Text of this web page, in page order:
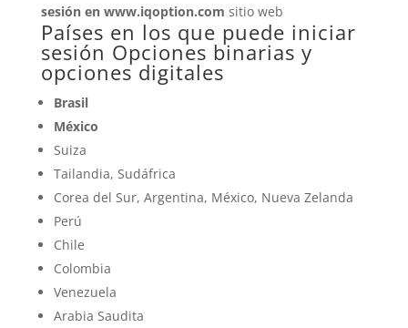
sesión en www.iqoption.com sitio web
Países en los que puede iniciar
sesión Opciones binarias y
opciones digitales
Brasil
México
Suiza
Tailandia, Sudáfrica
Corea del Sur, Argentina, México, Nueva Zelanda
Perú
Chile
Colombia
Venezuela
Arabia Saudita